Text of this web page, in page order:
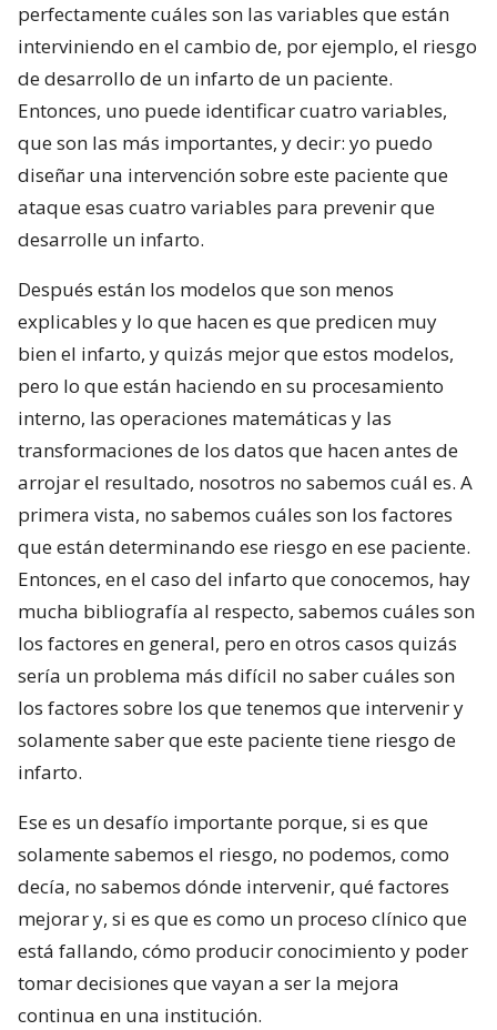
perfectamente cuáles son las variables que están
interviniendo en el cambio de, por ejemplo, el riesgo
de desarrollo de un infarto de un paciente.
Entonces, uno puede identificar cuatro variables,
que son las más importantes, y decir: yo puedo
diseñar una intervención sobre este paciente que
ataque esas cuatro variables para prevenir que
desarrolle un infarto.
Después están los modelos que son menos
explicables y lo que hacen es que predicen muy
bien el infarto, y quizás mejor que estos modelos,
pero lo que están haciendo en su procesamiento
interno, las operaciones matemáticas y las
transformaciones de los datos que hacen antes de
arrojar el resultado, nosotros no sabemos cuál es. A
primera vista, no sabemos cuáles son los factores
que están determinando ese riesgo en ese paciente.
Entonces, en el caso del infarto que conocemos, hay
mucha bibliografía al respecto, sabemos cuáles son
los factores en general, pero en otros casos quizás
sería un problema más difícil no saber cuáles son
los factores sobre los que tenemos que intervenir y
solamente saber que este paciente tiene riesgo de
infarto.
Ese es un desafío importante porque, si es que
solamente sabemos el riesgo, no podemos, como
decía, no sabemos dónde intervenir, qué factores
mejorar y, si es que es como un proceso clínico que
está fallando, cómo producir conocimiento y poder
tomar decisiones que vayan a ser la mejora
continua en una institución.